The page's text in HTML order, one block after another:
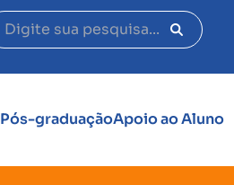
Pós-graduaçãoApoio ao Aluno